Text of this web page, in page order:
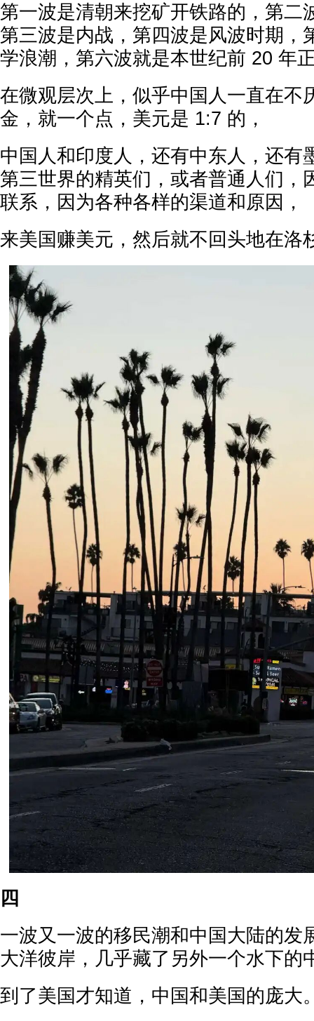
第一波是清朝来挖矿开铁路的，第二
第三波是内战，第四波是风波时期，
学浪潮，第六波就是本世纪前 20 年
在微观层次上，似乎中国人一直在不
金，就一个点，美元是 1:7 的，
中国人和印度人，还有中东人，还有
第三世界的精英们，或者普通人们，
联系，因为各种各样的渠道和原因，
来美国赚美元，然后就不回头地在洛
四
一波又一波的移民潮和中国大陆的发
大洋彼岸，几乎藏了另外一个水下的
到了美国才知道，中国和美国的庞大